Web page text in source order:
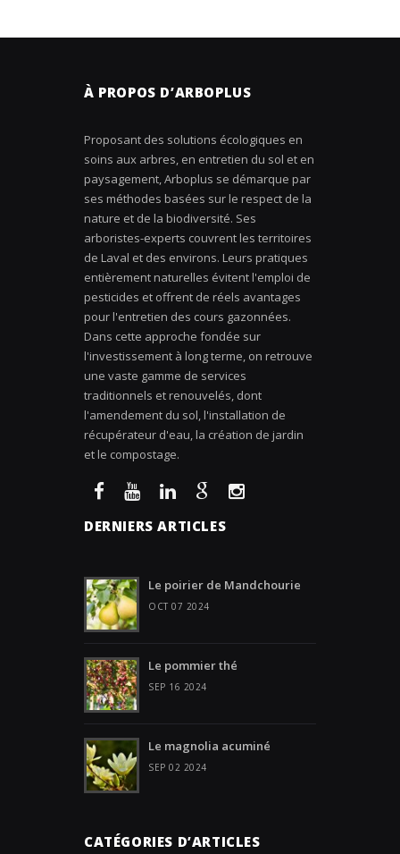
À PROPOS D’ARBOPLUS
Proposant des solutions écologiques en
soins aux arbres, en entretien du sol et en
paysagement, Arboplus se démarque par
ses méthodes basées sur le respect de la
nature et de la biodiversité. Ses
arboristes-experts couvrent les territoires
de Laval et des environs. Leurs pratiques
entièrement naturelles évitent l'emploi de
pesticides et offrent de réels avantages
pour l'entretien des cours gazonnées.
Dans cette approche fondée sur
l'investissement à long terme, on retrouve
une vaste gamme de services
traditionnels et renouvelés, dont
l'amendement du sol, l'installation de
récupérateur d'eau, la création de jardin
et le compostage.
DERNIERS ARTICLES
Le poirier de Mandchourie
OCT 07 2024
Le pommier thé
SEP 16 2024
Le magnolia acuminé
SEP 02 2024
CATÉGORIES D’ARTICLES